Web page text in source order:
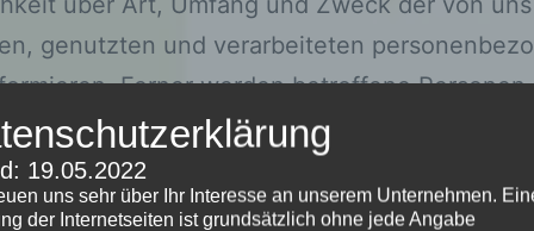
genutzten und verarbeiteten
Ferner werden betroffene Personen
über die ihnen
als für die Verarbeitung Verantwortlicher
19.05.2022
uns sehr über Ihr Interesse an unserem Unternehmen.
der Internetseiten ist grundsätzlich ohne jede Angabe